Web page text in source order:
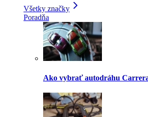
Všetky značky
Poradňa
Ako vybrať autodráhu